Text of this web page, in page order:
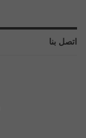
اتصل بنا